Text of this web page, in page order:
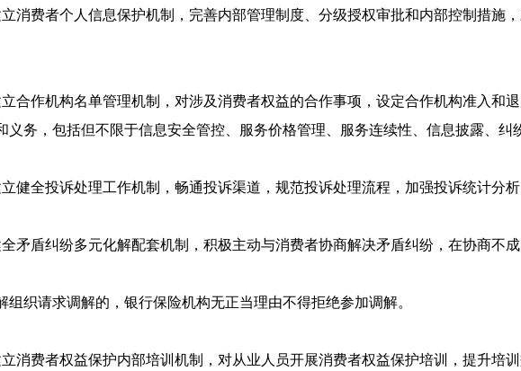
消费者个人信息保护机制，完善内部管理制度、分级授权审批和内部控制措施
合作机构名单管理机制，对涉及消费者权益的合作事项，设定合作机构准入和
义务，包括但不限于信息安全管控、服务价格管理、服务连续性、信息披露、纠
健全投诉处理工作机制，畅通投诉渠道，规范投诉处理流程，加强投诉统计分
矛盾纠纷多元化解配套机制，积极主动与消费者协商解决矛盾纠纷，在协商不
织请求调解的，银行保险机构无正当理由不得拒绝参加调解。
消费者权益保护内部培训机制，对从业人员开展消费者权益保护培训，提升培